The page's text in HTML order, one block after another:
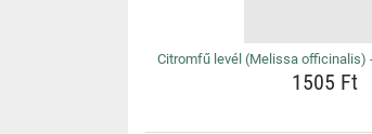
Citromfű levél (Melissa officinalis)
1505 Ft